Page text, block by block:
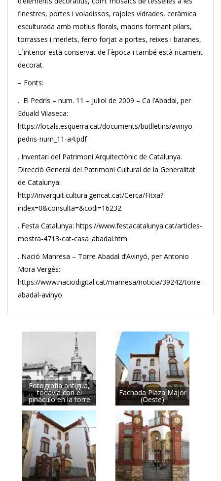
finestres, portes i voladissos, rajoles vidrades, ceràmica
esculturada amb motius florals, maons formant pilars,
torrasses i merlets, ferro forjat a portes, reixes i baranes,
L´interior està conservat de l´època i també està ricament
decorat.
– Fonts:
. El Pedrís – num. 11 – Juliol de 2009 – Ca l’Abadal, per
Eduald Vilaseca:
https://locals.esquerra.cat/documents/butlletins/avinyo-
pedris-num_11-a4.pdf
. Inventari del Patrimoni Arquitectònic de Catalunya.
Direcció General del Patrimoni Cultural de la Generalitat
de Catalunya:
http://invarquit.cultura.gencat.cat/Cerca/Fitxa?
index=0&consulta=&codi=16232
. Festa Catalunya: https://www.festacatalunya.cat/articles-
mostra-4713-cat-casa_abadal.htm
. Nació Manresa – Torre Abadal d’Avinyó, per Antonio
Mora Vergés:
https://www.naciodigital.cat/manresa/noticia/39242/torre-
abadal-avinyo
Fotografía antigua,
todavía con el
pináculo en la torre
Fachada Plaza Major
(Oeste)